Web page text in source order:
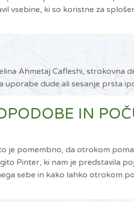
vsebine, ki so koristne za
Ahmetaj Cafleshi, strokovna
uporabe dude ali sesanje prsta
IN
je pomembno, da otrokom
Pinter, ki nam je predstavila
sebe in kako lahko otrokom